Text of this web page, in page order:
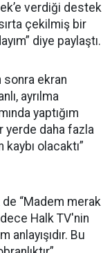
verdiği destek
çekilmiş bir
diye paylaştı.
sonra ekran
ayrılma
yaptığım
yerde daha fazla
olacaktı”
“Madem merak
Halk TV'nin
Bu